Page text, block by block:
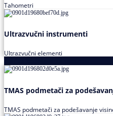
Tahometri
Ultrazvučni instrumenti
Ultrazvučni elementi
TMAS podmetači za
TMAS podmetači za podešavanje